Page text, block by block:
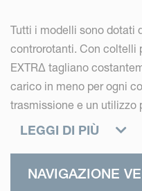
Tutti i modelli sono dotati
controrotanti. Con coltelli
EXTRΔ tagliano
carico in meno per ogni
trasmissione e un utilizzo
produrre un taglio netto e
LEGGI DI PIÙ
NAVIGAZIONE